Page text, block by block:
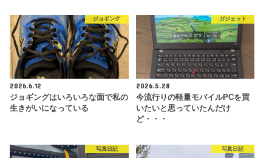
ジョギング
2026.6.12
ジョギングはいろいろな面で私の
生きがいになっている
ガジェット
2026.5.28
今流行りの軽量モバイルPCを買
いたいと思っていたんだけ
ど・・・
写真日記 写真日記